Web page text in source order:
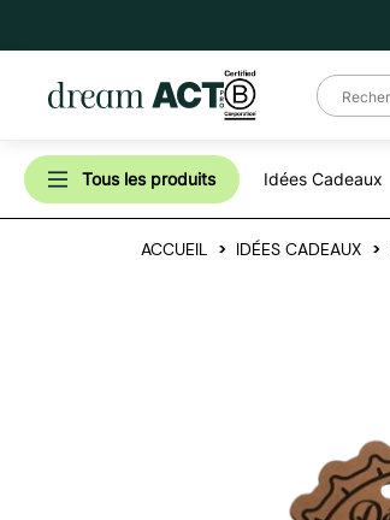
Tous les produits Idées Cadeaux
ACCUEIL IDÉES CADEAUX